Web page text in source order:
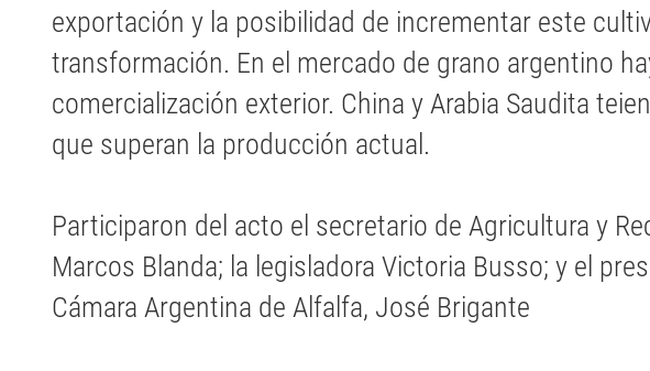
exportación y la posibilidad de incrementar este
transformación. En el mercado de grano argentino
comercialización exterior. China y Arabia Saudita
que superan la producción actual.
Participaron del acto el secretario de Agricultura y
Marcos Blanda; la legisladora Victoria Busso; y el
Cámara Argentina de Alfalfa, José Brigante